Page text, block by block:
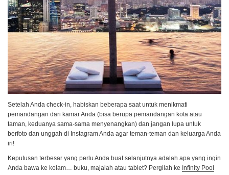
Setelah Anda check-in, habiskan beberapa saat untuk menikmati
pemandangan dari kamar Anda (bisa berupa pemandangan kota atau
taman, keduanya sama-sama menyenangkan) dan jangan lupa untuk
berfoto dan unggah di Instagram Anda agar teman-teman dan keluarga Anda
iri!
Keputusan terbesar yang perlu Anda buat selanjutnya adalah apa yang ingin
Anda bawa ke kolam… buku, majalah atau tablet? Pergilah ke Infinity Pool